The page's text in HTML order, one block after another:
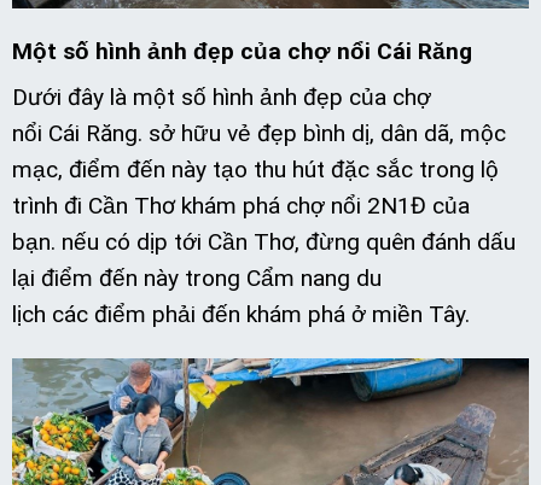
Một số hình ảnh đẹp của chợ nổi Cái Răng
Dưới đây là một số hình ảnh đẹp của chợ
nổi Cái Răng. sở hữu vẻ đẹp bình dị, dân dã, mộc
mạc, điểm đến này tạo thu hút đặc sắc trong lộ
trình đi Cần Thơ khám phá chợ nổi 2N1Đ của
bạn. nếu có dịp tới Cần Thơ, đừng quên đánh dấu
lại điểm đến này trong Cẩm nang du
lịch các điểm phải đến khám phá ở miền Tây.